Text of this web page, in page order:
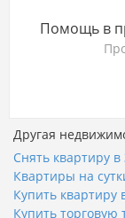
Помощь в
Другая
Снять квартиру в
Квартиры на
Купить квартиру
Купить торговую